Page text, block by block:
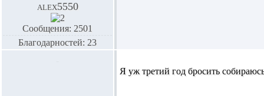
alex5550
Сообщения: 2501
Благодарностей: 23
Я уж третий год бросить